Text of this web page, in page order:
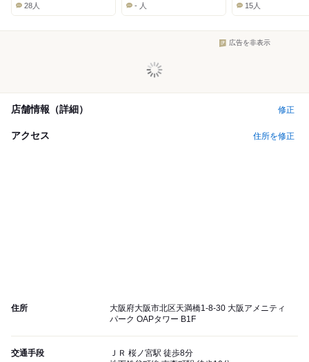
28人
- 人
15人
広告を非表示
店舗情報（詳細） 修正
アクセス 住所を修正
住所
大阪府大阪市北区天満橋1-8-30 大阪アメニティ
パーク OAPタワー B1F
交通手段
ＪＲ 桜ノ宮駅 徒歩8分